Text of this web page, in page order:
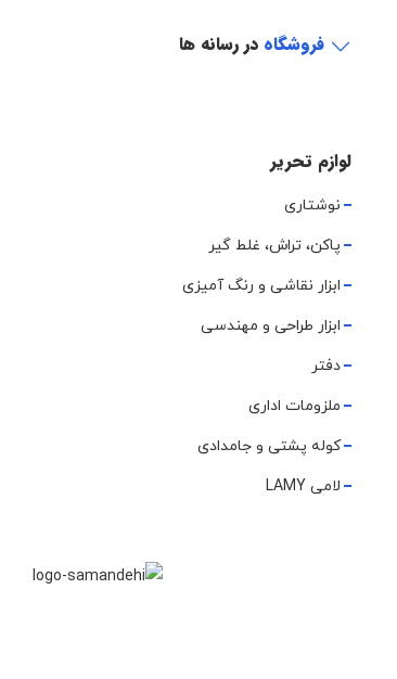
فروشگاه در رسانه ها
لوازم تحریر
نوشتاری
پاکن، تراش، غلط گیر
ابزار نقاشی و رنگ آمیزی
ابزار طراحی و مهندسی
دفتر
ملزومات اداری
کوله پشتی و جامدادی
لامی LAMY